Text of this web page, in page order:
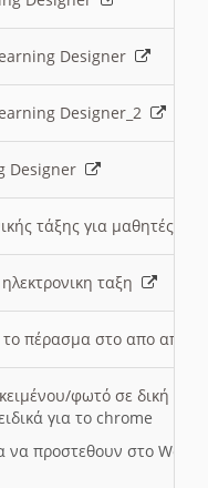
Designer
Designer_2
Designer
τάξης για μαθητές
ταξη
το πέρασμα στο απο
φωτό σε δική
για το chrome
να προστεθουν στο Word